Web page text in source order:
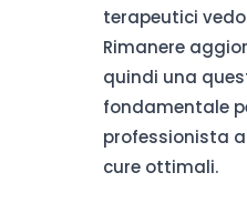
terapeutici
Rimanere
quindi una
fondamentale
professionista
cure ottimali.